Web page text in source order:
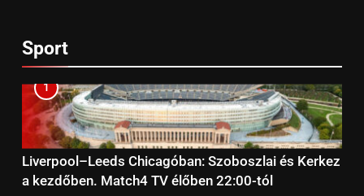
Sport
1
Liverpool–Leeds Chicagóban: Szoboszlai és Kerkez
a kezdőben. Match4 TV élőben 22:00-tól